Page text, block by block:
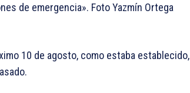
de emergencia». Foto Yazmín Ortega
10 de agosto, como estaba establecido,